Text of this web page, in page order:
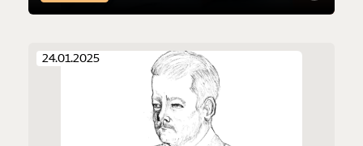
24.01.2025